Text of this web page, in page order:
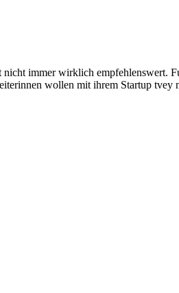
immer wirklich
wollen mit ihrem Startup tvey